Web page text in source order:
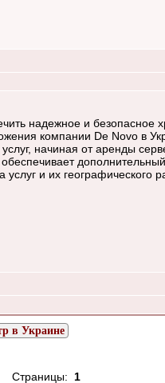
надежное и
компании De Novo в
начиная от аренды
услуг и их
в Украине
Страницы: 1